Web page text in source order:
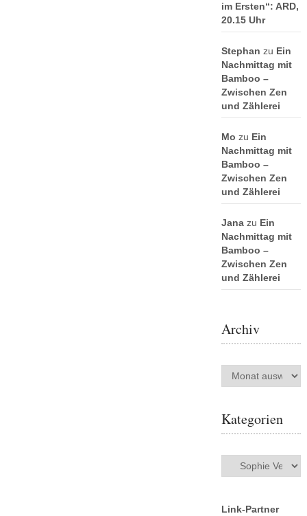
im Ersten“: ARD,
20.15 Uhr
Stephan zu Ein
Nachmittag mit
Bamboo –
Zwischen Zen
und Zählerei
Mo zu Ein
Nachmittag mit
Bamboo –
Zwischen Zen
und Zählerei
Janazu Ein
Nachmittag mit
Bamboo –
Zwischen Zen
und Zählerei
Archiv
Archiv
Kategorien
Kategorien
Link-Partner